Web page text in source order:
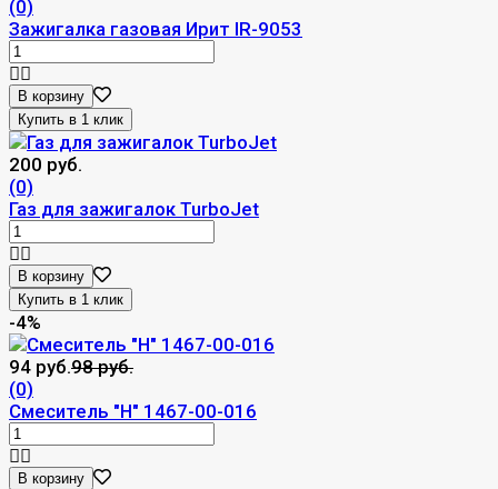
(0)
Зажигалка газовая Ирит IR-9053
В корзину
200 руб.
(0)
Газ для зажигалок TurboJet
В корзину
-4%
94 руб.98 руб.
(0)
Смеситель "Н" 1467-00-016
В корзину